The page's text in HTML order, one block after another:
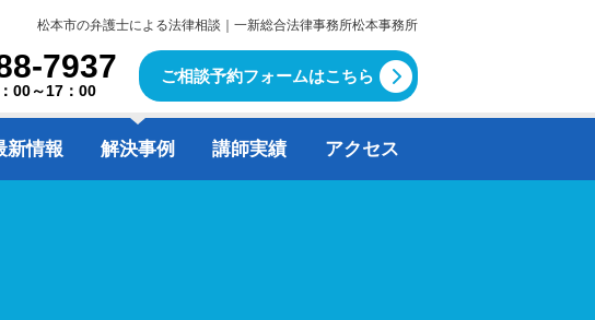
松本市の弁護士による法律相談｜一新総合法律事務所松本事務所
7937
00～17：00
ご相談予約フォームはこちら
新情報 解決事例 講師実績 アクセス